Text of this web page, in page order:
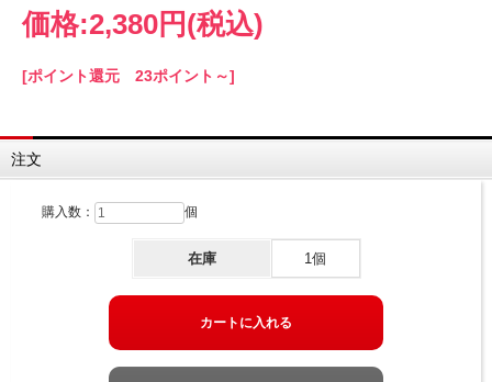
価格:2,380円 (税込)
[ポイント還元 23ポイント～]
注文
購入数： 個
在庫 1個